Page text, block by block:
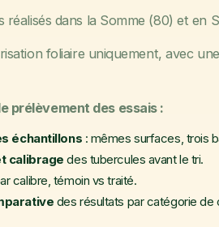
réalisés dans la Somme (80) et en
foliaire uniquement, avec
prélèvement des essais :
échantillons : mêmes surfaces, trois
calibrage des tubercules avant le tri.
calibre, témoin vs traité.
des résultats par catégorie de